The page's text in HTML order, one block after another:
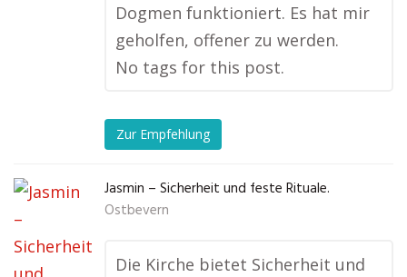
Dogmen funktioniert. Es hat mir
geholfen, offener zu werden.
No tags for this post.
Zur Empfehlung
Jasmin – Sicherheit und feste Rituale.
Ostbevern
Die Kirche bietet Sicherheit und